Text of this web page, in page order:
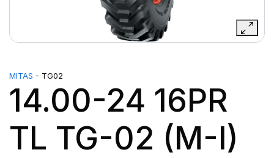
MITAS - TG02
14.00-24 16PR
TL TG-02 (M-I)